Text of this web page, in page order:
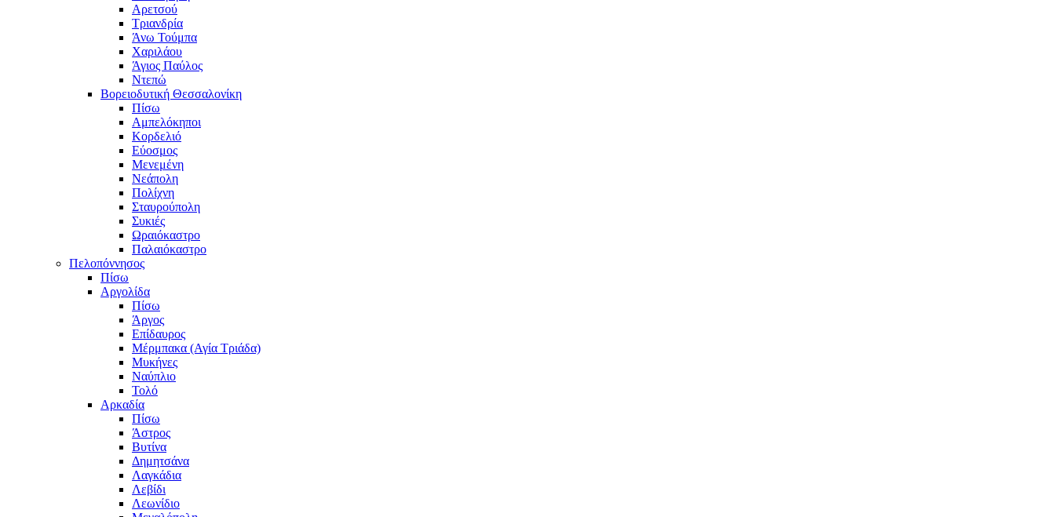
Αρετσού
Τριανδρία
Άνω Τούμπα
Χαριλάου
Άγιος Παύλος
Ντεπώ
Βορειοδυτική Θεσσαλονίκη
Πίσω
Αμπελόκηποι
Κορδελιό
Εύοσμος
Μενεμένη
Νεάπολη
Πολίχνη
Σταυρούπολη
Συκιές
Ωραιόκαστρο
Παλαιόκαστρο
Πελοπόννησος
Πίσω
Αργολίδα
Πίσω
Άργος
Επίδαυρος
Μέρμπακα (Αγία Τριάδα)
Μυκήνες
Ναύπλιο
Τολό
Αρκαδία
Πίσω
Άστρος
Βυτίνα
Δημητσάνα
Λαγκάδια
Λεβίδι
Λεωνίδιο